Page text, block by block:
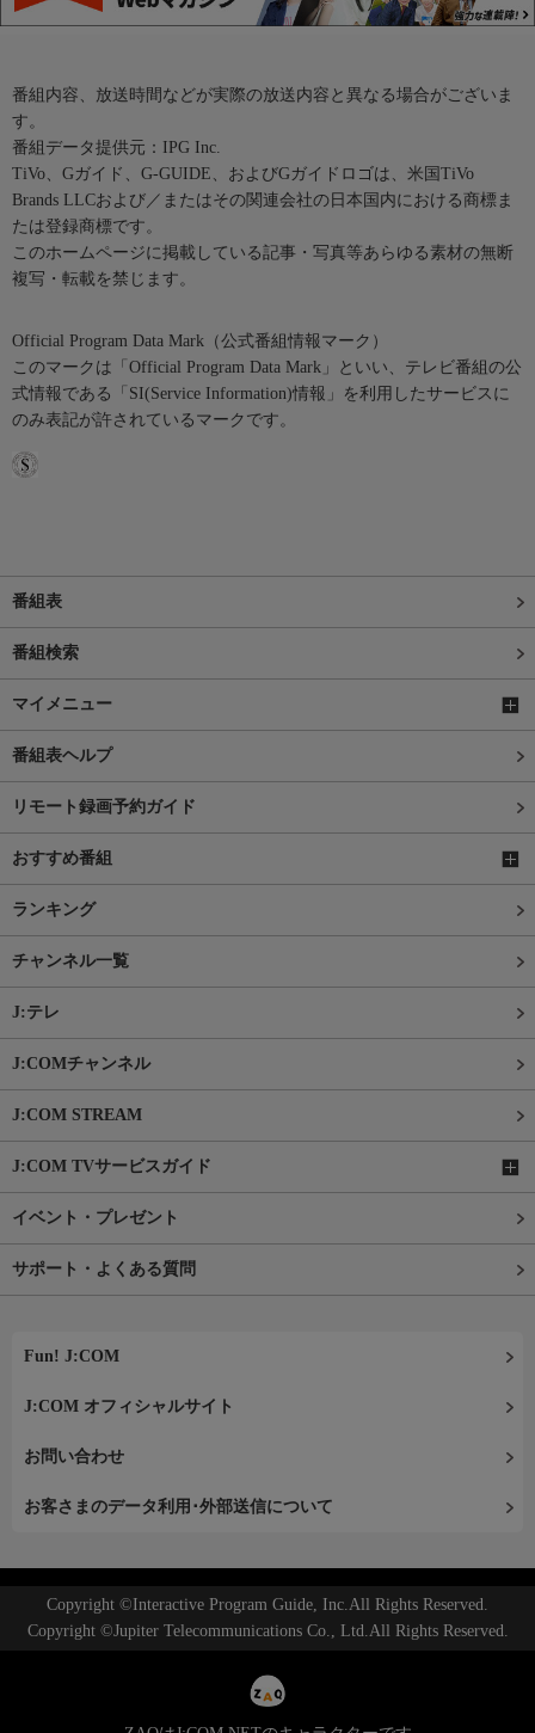
番組内容、放送時間などが実際の放送内容と異なる場合がございま
す。
番組データ提供元：IPG Inc.
TiVo、Gガイド、G-GUIDE、およびGガイドロゴは、米国TiVo
Brands LLCおよび／またはその関連会社の日本国内における商標ま
たは登録商標です。
このホームページに掲載している記事・写真等あらゆる素材の無断
複写・転載を禁じます。
Official Program Data Mark（公式番組情報マーク）
このマークは「Official Program Data Mark」といい、テレビ番組の公
式情報である「SI(Service Information)情報」を利用したサービスに
のみ表記が許されているマークです。
番組表
番組検索
マイメニュー
番組表ヘルプ
リモート録画予約ガイド
おすすめ番組
ランキング
チャンネル一覧
J:テレ
J:COMチャンネル
J:COM STREAM
J:COM TVサービスガイド
イベント・プレゼント
サポート・よくある質問
Fun! J:COM
J:COM オフィシャルサイト
お問い合わせ
お客さまのデータ利用･外部送信について
Copyright ©Interactive Program Guide, Inc.All Rights Reserved.
Copyright ©Jupiter Telecommunications Co., Ltd.All Rights Reserved.